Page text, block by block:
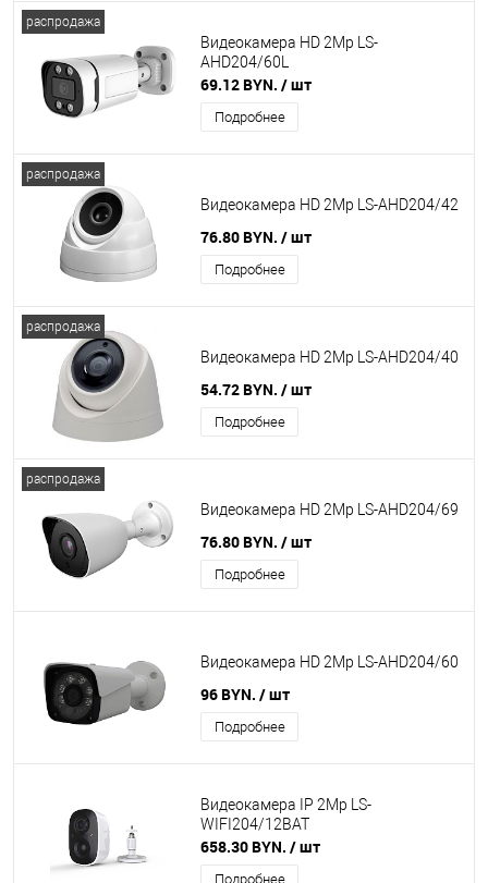
распродажа
Видеокамера HD 2Mp LS-
AHD204/60L
69.12 BYN. / шт
Подробнее
распродажа
Видеокамера HD 2Mp LS-AHD204/42
76.80 BYN. / шт
Подробнее
распродажа
Видеокамера HD 2Mp LS-AHD204/40
54.72 BYN. / шт
Подробнее
распродажа
Видеокамера HD 2Mp LS-AHD204/69
76.80 BYN. / шт
Подробнее
Видеокамера HD 2Mp LS-AHD204/60
96 BYN. / шт
Подробнее
Видеокамера IP 2Mp LS-
WIFI204/12BAT
658.30 BYN. / шт
Подробнее